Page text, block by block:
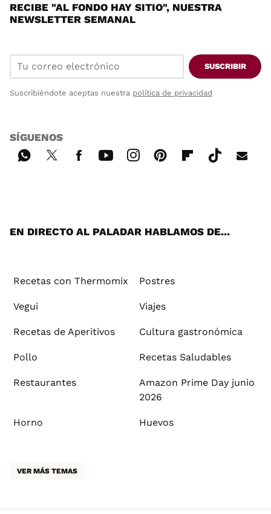
RECIBE "AL FONDO HAY SITIO", NUESTRA
NEWSLETTER SEMANAL
SUSCRIBIR
Suscribiéndote aceptas nuestra política de privacidad
SÍGUENOS
EN DIRECTO AL PALADAR HABLAMOS DE...
Recetas con Thermomix Postres
Vegui Viajes
Recetas de Aperitivos Cultura gastronómica
Pollo Recetas Saludables
Restaurantes
Amazon Prime Day junio
2026
Horno Huevos
VER MÁS TEMAS